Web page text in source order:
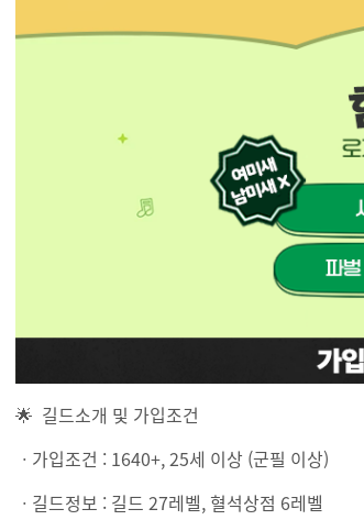
🌟 길드소개 및 가입조건
ㆍ가입조건 : 1640+, 25세 이상 (군필 이상)
ㆍ길드정보 : 길드 27레벨, 혈석상점 6레벨